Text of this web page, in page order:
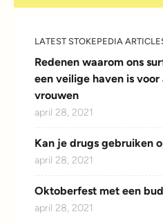
LATEST STOKEPEDIA
Redenen waarom ons
een veilige haven is
vrouwen
april 28, 2021
Kan je drugs gebruiken
april 28, 2021
Oktoberfest met een
april 28, 2021